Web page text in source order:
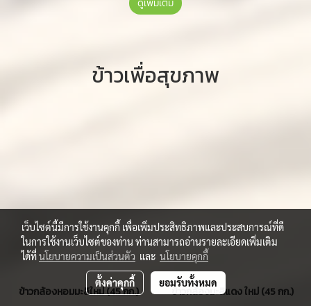
ดูเพิ่มเติม
ข้าวเพื่อสุขภาพ
ข้าวกล้องหอมมะลิใหม่ (45 กก.) ข้าวกล้องมะลิแดง ใหม่ (45 กก.)
เว็บไซต์นี้มีการใช้งานคุกกี้ เพื่อเพิ่มประสิทธิภาพและประสบการณ์ที่ดี
ในการใช้งานเว็บไซต์ของท่าน ท่านสามารถอ่านรายละเอียดเพิ่มเติม
ได้ที่นโยบายความเป็นส่วนตัว และ นโยบายคุกกี้
ตั้งค่าคุกกี้ ยอมรับทั้งหมด